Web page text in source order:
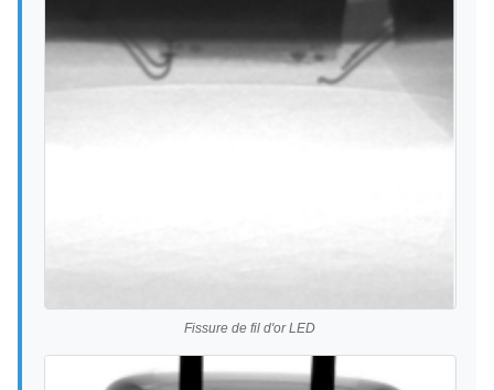
Fissure de fil d'or LED